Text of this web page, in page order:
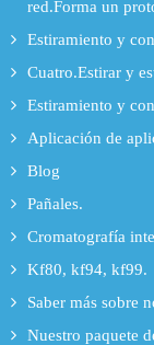
red.Forma un
Estiramiento y
Cuatro.Estirar y
Estiramiento y
Aplicación de
Blog
Pañales.
Cromatografía
Kf80, kf94, kf99.
Saber más sobre
Nuestro paquete